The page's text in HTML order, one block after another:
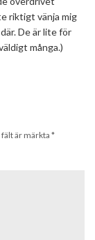
riktigt vänja mig
De är lite för
många.)
är märkta *